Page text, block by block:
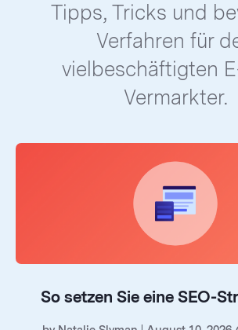
Tipps, Tricks und
Verfahren für
vielbeschäftigten
Vermarkter.
So setzen Sie eine SEO-